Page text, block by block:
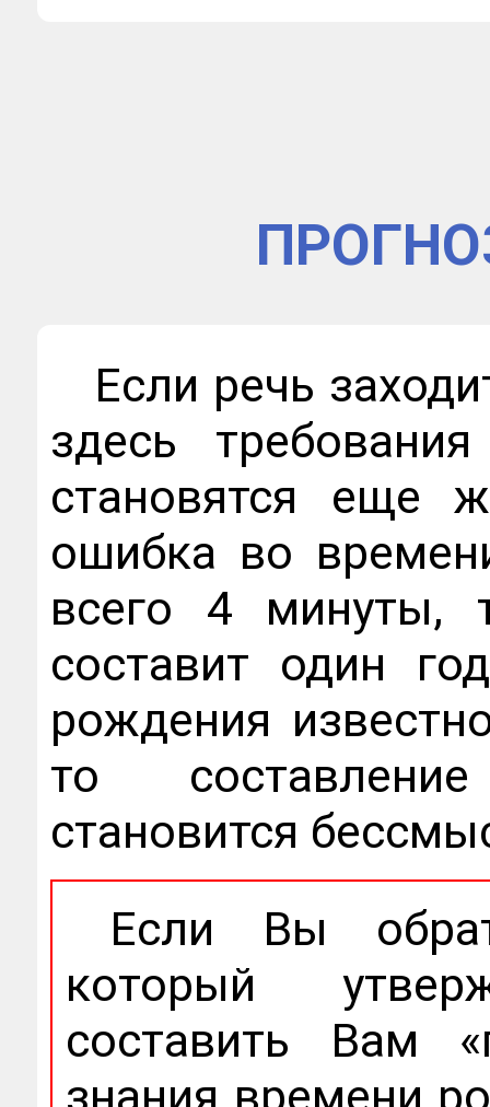
Если речь
здесь
становятся еще
ошибка во
всего 4 минуты,
составит один
рождения
то
становится
Если Вы
который
составить Вам